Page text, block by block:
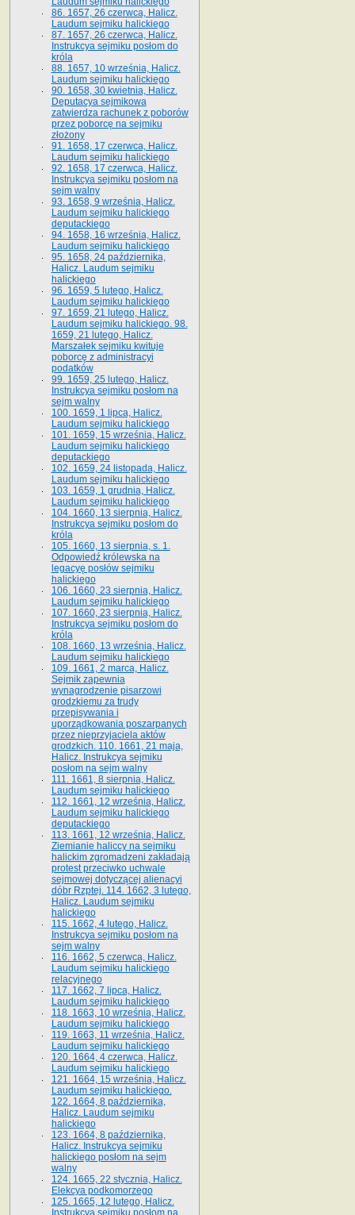
86. 1657, 26 czerwca, Halicz.
Laudum sejmiku halickiego
87. 1657, 26 czerwca, Halicz.
Instrukcya sejmiku posłom do
króla
88. 1657, 10 września, Halicz.
Laudum sejmiku halickiego
90. 1658, 30 kwietnia, Halicz.
Deputacya sejmikowa
zatwierdza rachunek z poborów
przez poborcę na sejmiku
złożony
91. 1658, 17 czerwca, Halicz.
Laudum sejmiku halickiego
92. 1658, 17 czerwca, Halicz.
Instrukcya sejmiku posłom na
sejm walny
93. 1658, 9 września, Halicz.
Laudum sejmiku halickiego
deputackiego
94. 1658, 16 września, Halicz.
Laudum sejmiku halickiego
95. 1658, 24 października,
Halicz. Laudum sejmiku
halickiego
96. 1659, 5 lutego, Halicz.
Laudum sejmiku halickiego
97. 1659, 21 lutego, Halicz.
Laudum sejmiku halickiego. 98.
1659, 21 lutego, Halicz.
Marszałek sejmiku kwituje
poborcę z administracyi
podatków
99. 1659, 25 lutego, Halicz.
Instrukcya sejmiku posłom na
sejm walny
100. 1659, 1 lipca, Halicz.
Laudum sejmiku halickiego
101. 1659, 15 września, Halicz.
Laudum sejmiku halickiego
deputackiego
102. 1659, 24 listopada, Halicz.
Laudum sejmiku halickiego
103. 1659, 1 grudnia, Halicz.
Laudum sejmiku halickiego
104. 1660, 13 sierpnia, Halicz.
Instrukcya sejmiku posłom do
króla
105. 1660, 13 sierpnia, s. 1.
Odpowiedź królewska na
legacyę posłów sejmiku
halickiego
106. 1660, 23 sierpnia, Halicz.
Laudum sejmiku halickiego
107. 1660, 23 sierpnia, Halicz.
Instrukcya sejmiku posłom do
króla
108. 1660, 13 września, Halicz.
Laudum sejmiku halickiego
109. 1661, 2 marca, Halicz.
Sejmik zapewnia
wynagrodzenie pisarzowi
grodzkiemu za trudy
przepisywania i
uporządkowania poszarpanych
przez nieprzyjaciela aktów
grodzkich. 110. 1661, 21 maja,
Halicz. Instrukcya sejmiku
posłom na sejm walny
111. 1661, 8 sierpnia, Halicz.
Laudum sejmiku halickiego
112. 1661, 12 września, Halicz.
Laudum sejmiku halickiego
deputackiego
113. 1661, 12 września, Halicz.
Ziemianie haliccy na sejmiku
halickim zgromadzeni zakładają
protest przeciwko uchwale
sejmowej dotyczącej alienacyi
dóbr Rzptej. 114. 1662, 3 lutego,
Halicz. Laudum sejmiku
halickiego
115. 1662, 4 lutego, Halicz.
Instrukcya sejmiku posłom na
sejm walny
116. 1662, 5 czerwca, Halicz.
Laudum sejmiku halickiego
relacyjnego
117. 1662, 7 lipca, Halicz.
Laudum sejmiku halickiego
118. 1663, 10 września, Halicz.
Laudum sejmiku halickiego
119. 1663, 11 września, Halicz.
Laudum sejmiku halickiego
120. 1664, 4 czerwca, Halicz.
Laudum sejmiku halickiego
121. 1664, 15 września, Halicz.
Laudum sejmiku halickiego.
122. 1664, 8 października,
Halicz. Laudum sejmiku
halickiego
123. 1664, 8 października,
Halicz. Instrukcya sejmiku
halickiego posłom na sejm
walny
124. 1665, 22 stycznia, Halicz.
Elekcya podkomorzego
125. 1665, 12 lutego, Halicz.
Instrukcya sejmiku posłom na